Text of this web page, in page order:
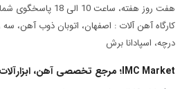
سیستم قلم گیرSDS PLUS با ۴ شیار PLUS
کن مدل ۵۲۰۸آروا به شما امکان تعویض
این ابزار توانایی ایجاد سوراخ‌ های دقیق و
هفت روز هفته، ساعت
کارگاه آهن آلات : اصفهان، اتوبان ذوب آهن، سه
درچه، اسپادانا برش
IMC Market؛ مرجع تخصصی آهن، ابزارآلات و تجهیزات صنعتی